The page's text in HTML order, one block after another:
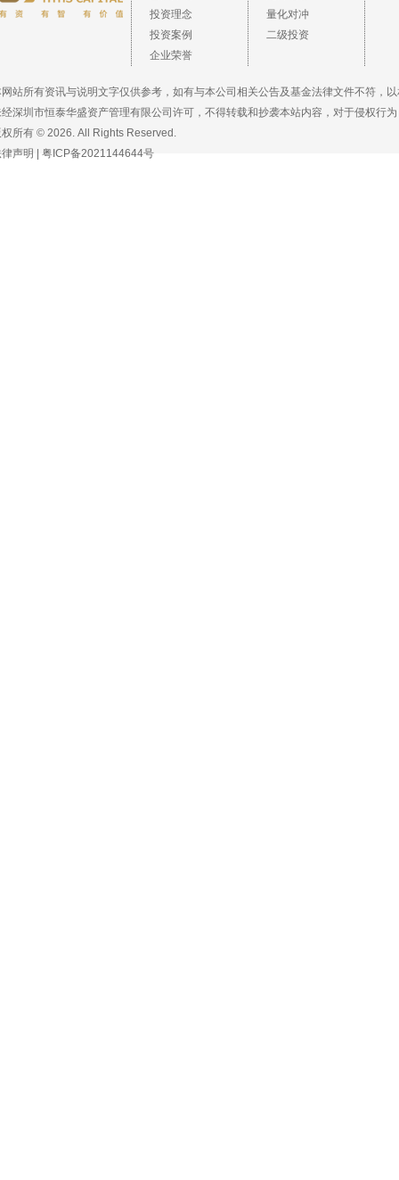
投资理念
投资案例
企业荣誉
量化对冲
二级投资
站所有资讯与说明文字仅供参考，如有与本公司相关公告及基金法律文件不符，
深圳市恒泰华盛资产管理有限公司许可，不得转载和抄袭本站内容，对于侵权行
权所有 © 2026. All Rights Reserved.
声明
粤ICP备2021144644号